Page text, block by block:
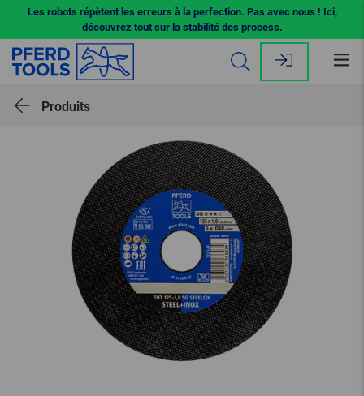
Les robots répètent les erreurs à la perfection. Pas avec nous ! Ici,
découvrez tout sur la stabilité des process.
Produits